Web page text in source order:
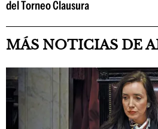
del Torneo Clausura
MÁS NOTICIAS DE